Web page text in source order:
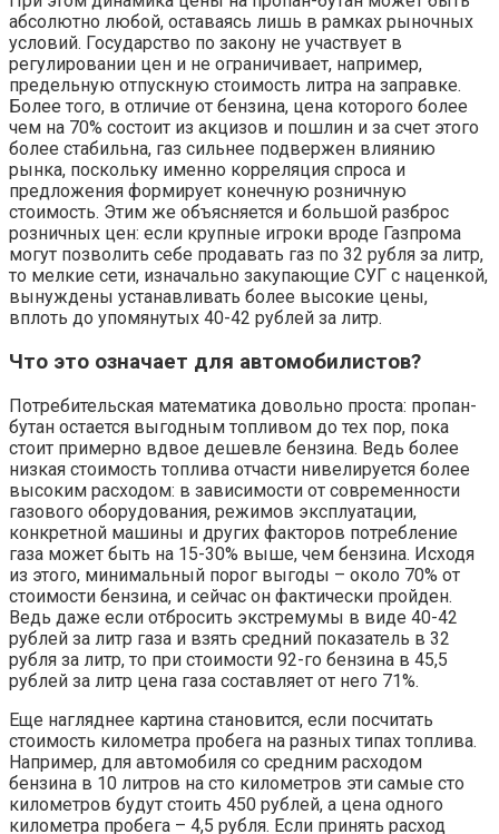
абсолютно любой, оставаясь лишь в рамках рыночных
условий. Государство по закону не участвует в
регулировании цен и не ограничивает, например,
предельную отпускную стоимость литра на заправке.
Более того, в отличие от бензина, цена которого более
чем на 70% состоит из акцизов и пошлин и за счет этого
более стабильна, газ сильнее подвержен влиянию
рынка, поскольку именно корреляция спроса и
предложения формирует конечную розничную
стоимость. Этим же объясняется и большой разброс
розничных цен: если крупные игроки вроде Газпрома
могут позволить себе продавать газ по 32 рубля за литр,
то мелкие сети, изначально закупающие СУГ с наценкой,
вынуждены устанавливать более высокие цены,
вплоть до упомянутых 40-42 рублей за литр.
Что это означает для автомобилистов?
Потребительская математика довольно проста: пропан-
бутан остается выгодным топливом до тех пор, пока
стоит примерно вдвое дешевле бензина. Ведь более
низкая стоимость топлива отчасти нивелируется более
высоким расходом: в зависимости от современности
газового оборудования, режимов эксплуатации,
конкретной машины и других факторов потребление
газа может быть на 15-30% выше, чем бензина. Исходя
из этого, минимальный порог выгоды – около 70% от
стоимости бензина, и сейчас он фактически пройден.
Ведь даже если отбросить экстремумы в виде 40-42
рублей за литр газа и взять средний показатель в 32
рубля за литр, то при стоимости 92-го бензина в 45,5
рублей за литр цена газа составляет от него 71%.
Еще нагляднее картина становится, если посчитать
стоимость километра пробега на разных типах топлива.
Например, для автомобиля со средним расходом
бензина в 10 литров на сто километров эти самые сто
километров будут стоить 450 рублей, а цена одного
километра пробега – 4,5 рубля. Если принять расход